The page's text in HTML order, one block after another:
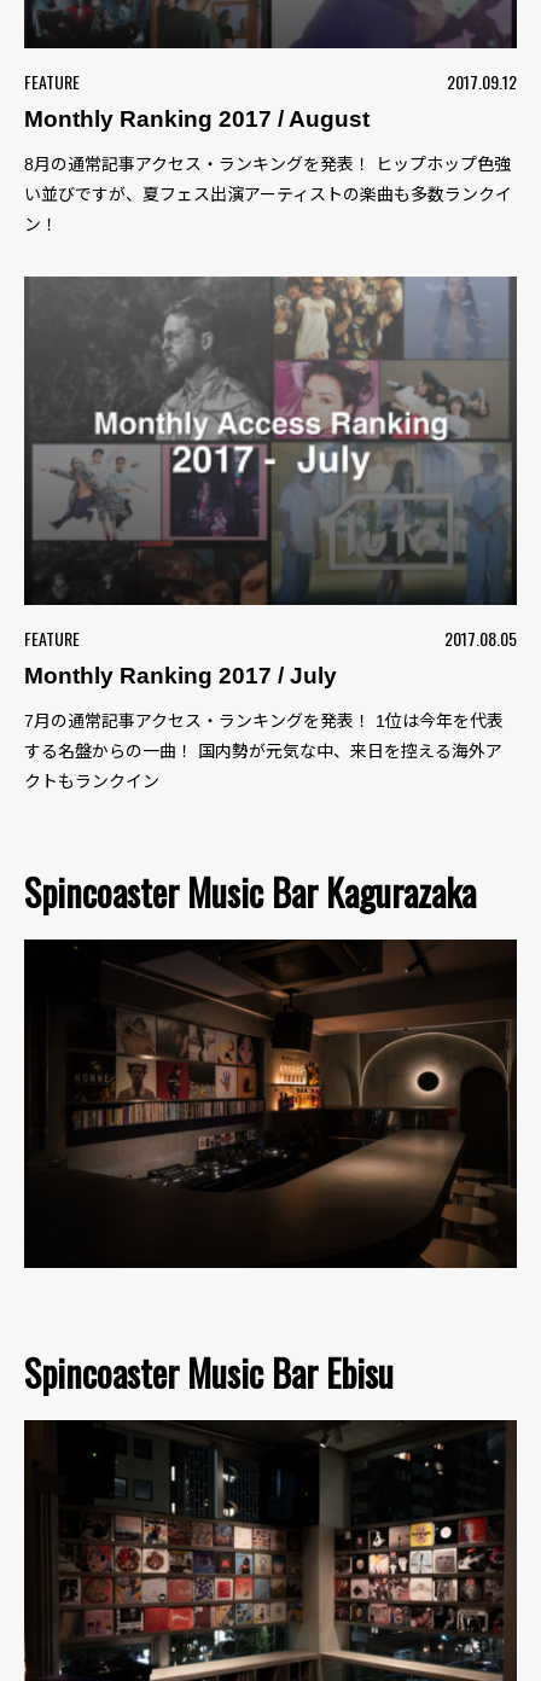
FEATURE
2017.09.12
Monthly Ranking 2017 / August
8月の通常記事アクセス・ランキングを発表！ ヒップホップ色強
い並びですが、夏フェス出演アーティストの楽曲も多数ランクイ
ン！
FEATURE
2017.08.05
Monthly Ranking 2017 / July
7月の通常記事アクセス・ランキングを発表！ 1位は今年を代表
する名盤からの一曲！ 国内勢が元気な中、来日を控える海外ア
クトもランクイン
Spincoaster Music Bar Kagurazaka
Spincoaster Music Bar Ebisu